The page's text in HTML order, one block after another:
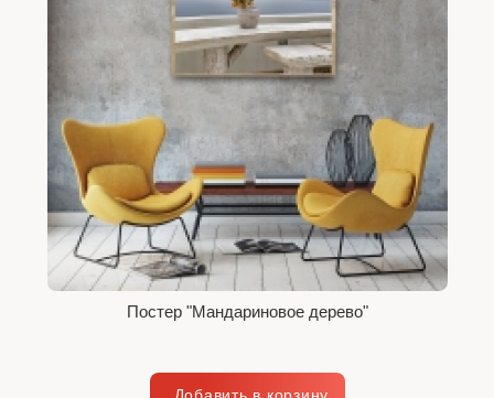
Постер "Мандариновое дерево"